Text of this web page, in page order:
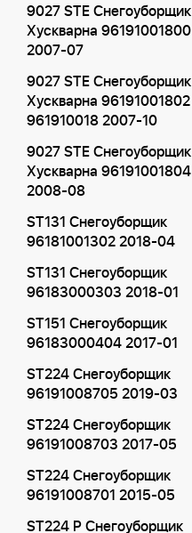
9027 STE Снегоуборщик
Хускварна 96191001800
2007-07
9027 STE Снегоуборщик
Хускварна 96191001802
961910018 2007-10
9027 STE Снегоуборщик
Хускварна 96191001804
2008-08
ST131 Снегоуборщик
96181001302 2018-04
ST131 Снегоуборщик
96183000303 2018-01
ST151 Снегоуборщик
96183000404 2017-01
ST224 Снегоуборщик
96191008705 2019-03
ST224 Снегоуборщик
96191008703 2017-05
ST224 Снегоуборщик
96191008701 2015-05
ST224 P Снегоуборщик